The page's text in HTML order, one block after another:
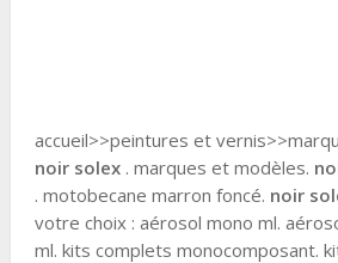
accueil>>peintures et
noir solex. marques et modèles.
. motobecane marron foncé. noir
votre choix : aérosol mono ml.
ml. kits complets monocomposant.